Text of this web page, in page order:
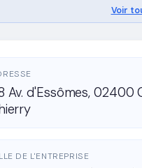
Voir
Av. d'Essômes, 02400
DE L'ENTREPRISE